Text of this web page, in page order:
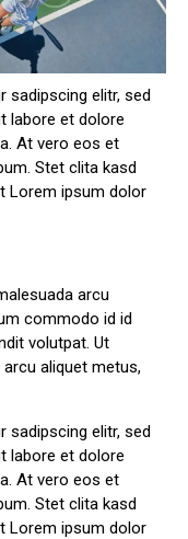
sadipscing elitr, sed
labore et dolore
At vero eos et
Stet clita kasd
Lorem ipsum dolor
arcu
commodo id id
volutpat. Ut
aliquet metus,
sadipscing elitr, sed
labore et dolore
At vero eos et
Stet clita kasd
Lorem ipsum dolor